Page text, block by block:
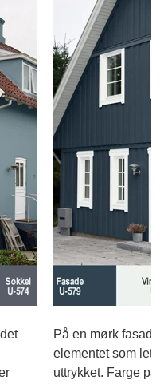
På en mørk
elementet som
uttrykket. Farge